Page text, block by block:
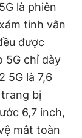
là phiên
xám tinh vân
được
5G chỉ dày
5G là 7,6
trang bị
6,7 inch,
mắt toàn